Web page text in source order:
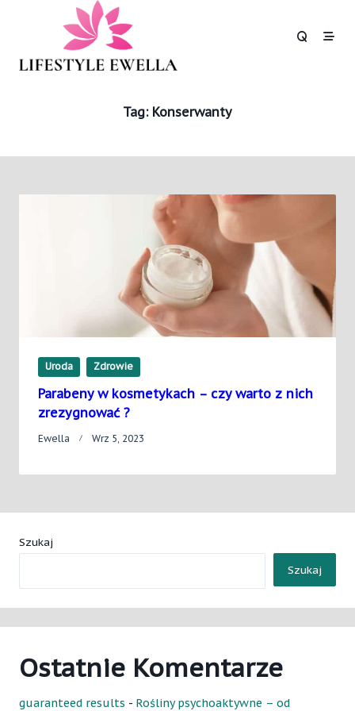
Tag: Konserwanty
Uroda Zdrowie
Parabeny w kosmetykach – czy warto z nich
zrezygnować ?
Ewella Wrz 5, 2023
Szukaj
Szukaj
Ostatnie Komentarze
guaranteed results - Rośliny psychoaktywne – od